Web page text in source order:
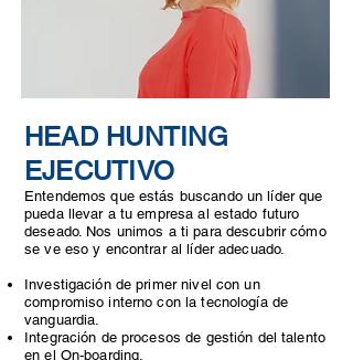
HEAD HUNTING
EJECUTIVO
Entendemos que estás buscando un líder que
pueda llevar a tu empresa al estado futuro
deseado. Nos unimos a ti para descubrir cómo
se ve eso y encontrar al líder adecuado.
Investigación de primer nivel con un
compromiso interno con la tecnología de
vanguardia.
Integración de procesos de gestión del talento
en el On-boarding.